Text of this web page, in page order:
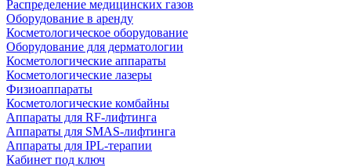
Распределение медицинских газов
Оборудование в аренду
Косметологическое оборудование
Оборудование для дерматологии
Косметологические аппараты
Косметологические лазеры
Физиоаппараты
Косметологические комбайны
Аппараты для RF-лифтинга
Аппараты для SMAS-лифтинга
Аппараты для IPL-терапии
Кабинет под ключ